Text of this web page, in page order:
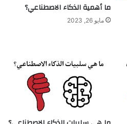
ما أهمية الذكاء الاصطناعي؟
مايو 26, 2023